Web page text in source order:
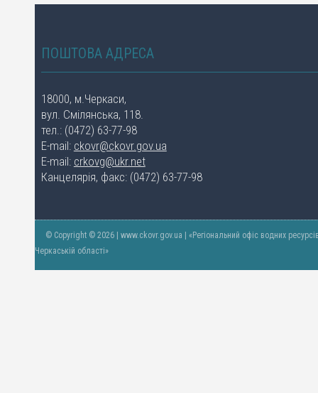
ПОШТОВА АДРЕСА
18000, м.Черкаси,
вул. Смілянська, 118.
тел.: (0472) 63-77-98
E-mail: ckovr@ckovr.gov.ua
E-mail: crkovg@ukr.net
Канцелярія, факс: (0472) 63-77-98
© Copyright © 2026 | www.ckovr.gov.ua | «Регіональний офіс водних
Черкаській області»